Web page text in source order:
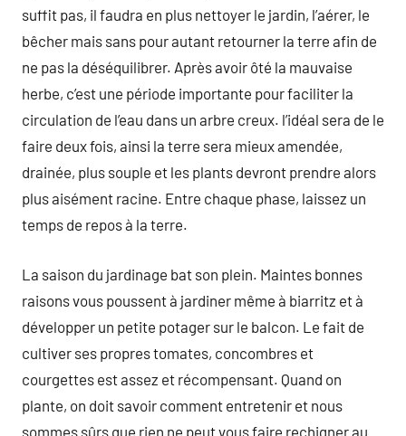
suffit pas, il faudra en plus nettoyer le jardin, l’aérer, le
bêcher mais sans pour autant retourner la terre afin de
ne pas la déséquilibrer. Après avoir ôté la mauvaise
herbe, c’est une période importante pour faciliter la
circulation de l’eau dans un arbre creux. l’idéal sera de le
faire deux fois, ainsi la terre sera mieux amendée,
drainée, plus souple et les plants devront prendre alors
plus aisément racine. Entre chaque phase, laissez un
temps de repos à la terre.
La saison du jardinage bat son plein. Maintes bonnes
raisons vous poussent à jardiner même à biarritz et à
développer un petite potager sur le balcon. Le fait de
cultiver ses propres tomates, concombres et
courgettes est assez et récompensant. Quand on
plante, on doit savoir comment entretenir et nous
sommes sûrs que rien ne peut vous faire rechigner au